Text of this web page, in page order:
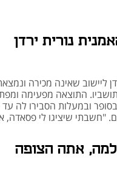
נורית ירדן
ליישוב שאינה מכירה
התוצאה מפעימה
ובמעלות הסבירו לה
"חשבתי שיציגו לי פסאדה,
אתה הצופה